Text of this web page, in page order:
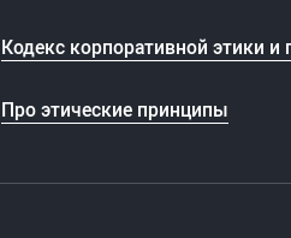
Кодекс корпоративной этики
Про этические принципы